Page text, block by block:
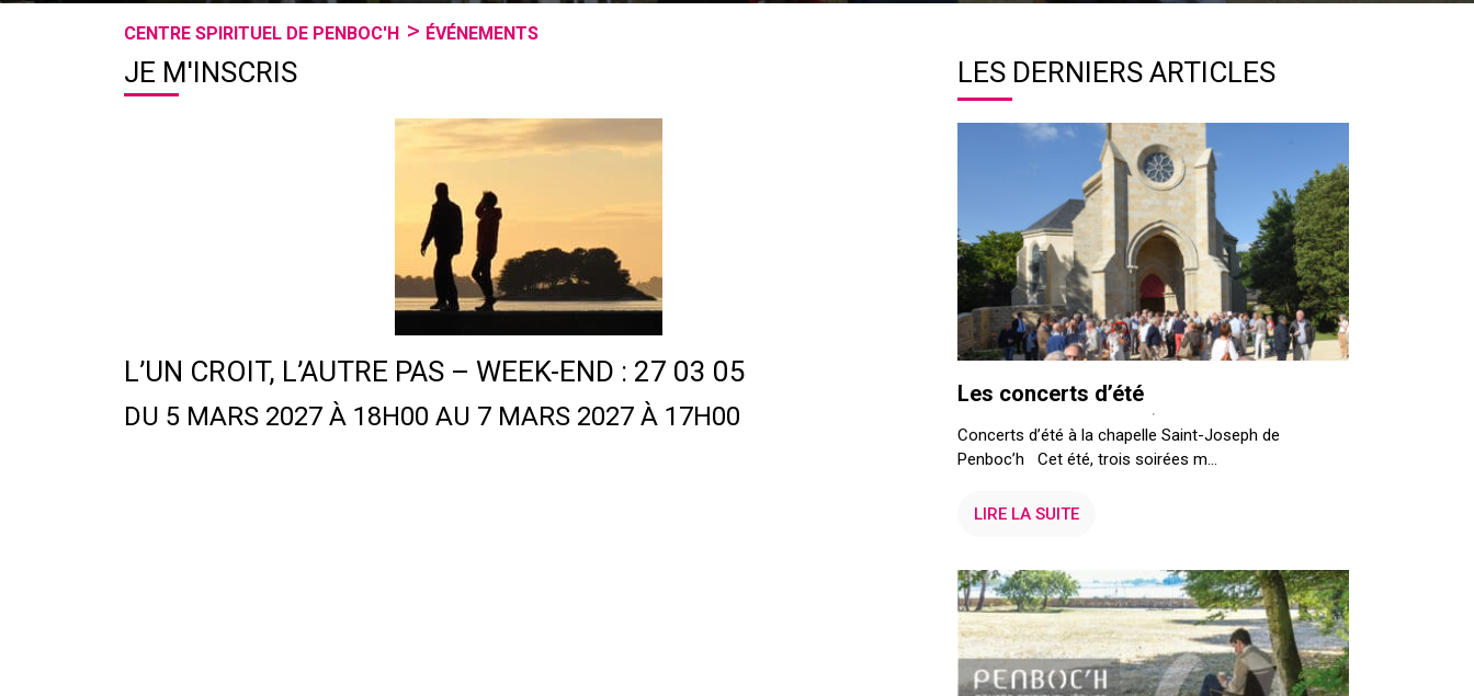
CENTRE SPIRITUEL DE PENBOC'H ÉVÉNEMENTS
JE M'INSCRIS
L’UN CROIT, L’AUTRE PAS – WEEK-END : 27 03 05
DU 5 MARS 2027 À 18H00 AU 7 MARS 2027 À 17H00
LES DERNIERS ARTICLES
Les concerts d’été
Concerts d’été à la chapelle Saint-Joseph de
Penboc’h Cet été, trois soirées m...
LIRE LA SUITE